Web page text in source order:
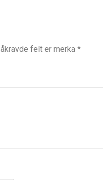
felt er merka *